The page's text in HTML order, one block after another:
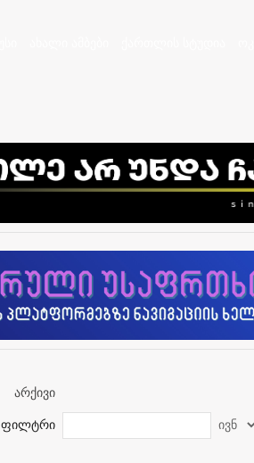
არქივი
ფილტრი